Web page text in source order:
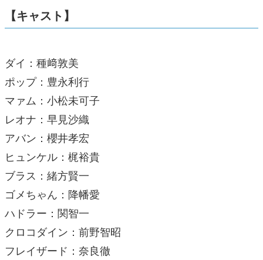
【キャスト】
ダイ：種﨑敦美
ポップ：豊永利行
マァム：小松未可子
レオナ：早見沙織
アバン：櫻井孝宏
ヒュンケル：梶裕貴
ブラス：緒方賢一
ゴメちゃん：降幡愛
ハドラー：関智一
クロコダイン：前野智昭
フレイザード：奈良徹